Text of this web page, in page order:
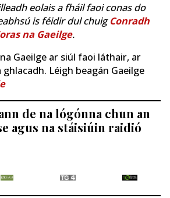
eolais a fháil faoi conas do
is féidir dul chuigConradh
na Gaeilge.
Gaeilge ar siúl faoi láthair, ar
Léigh beagán Gaeilge
de na lógónna chun an
agus na stáisiúin raidió